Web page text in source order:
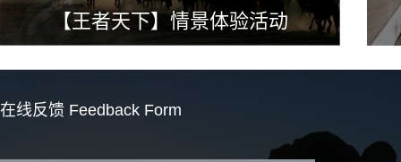
【王者天下】情景体验活动
在线反馈 Feedback Form